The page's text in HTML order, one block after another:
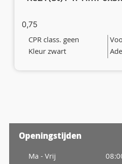
0,75
CPR class. geen
Kleur zwart
Openingstijden
Ma - Vrij